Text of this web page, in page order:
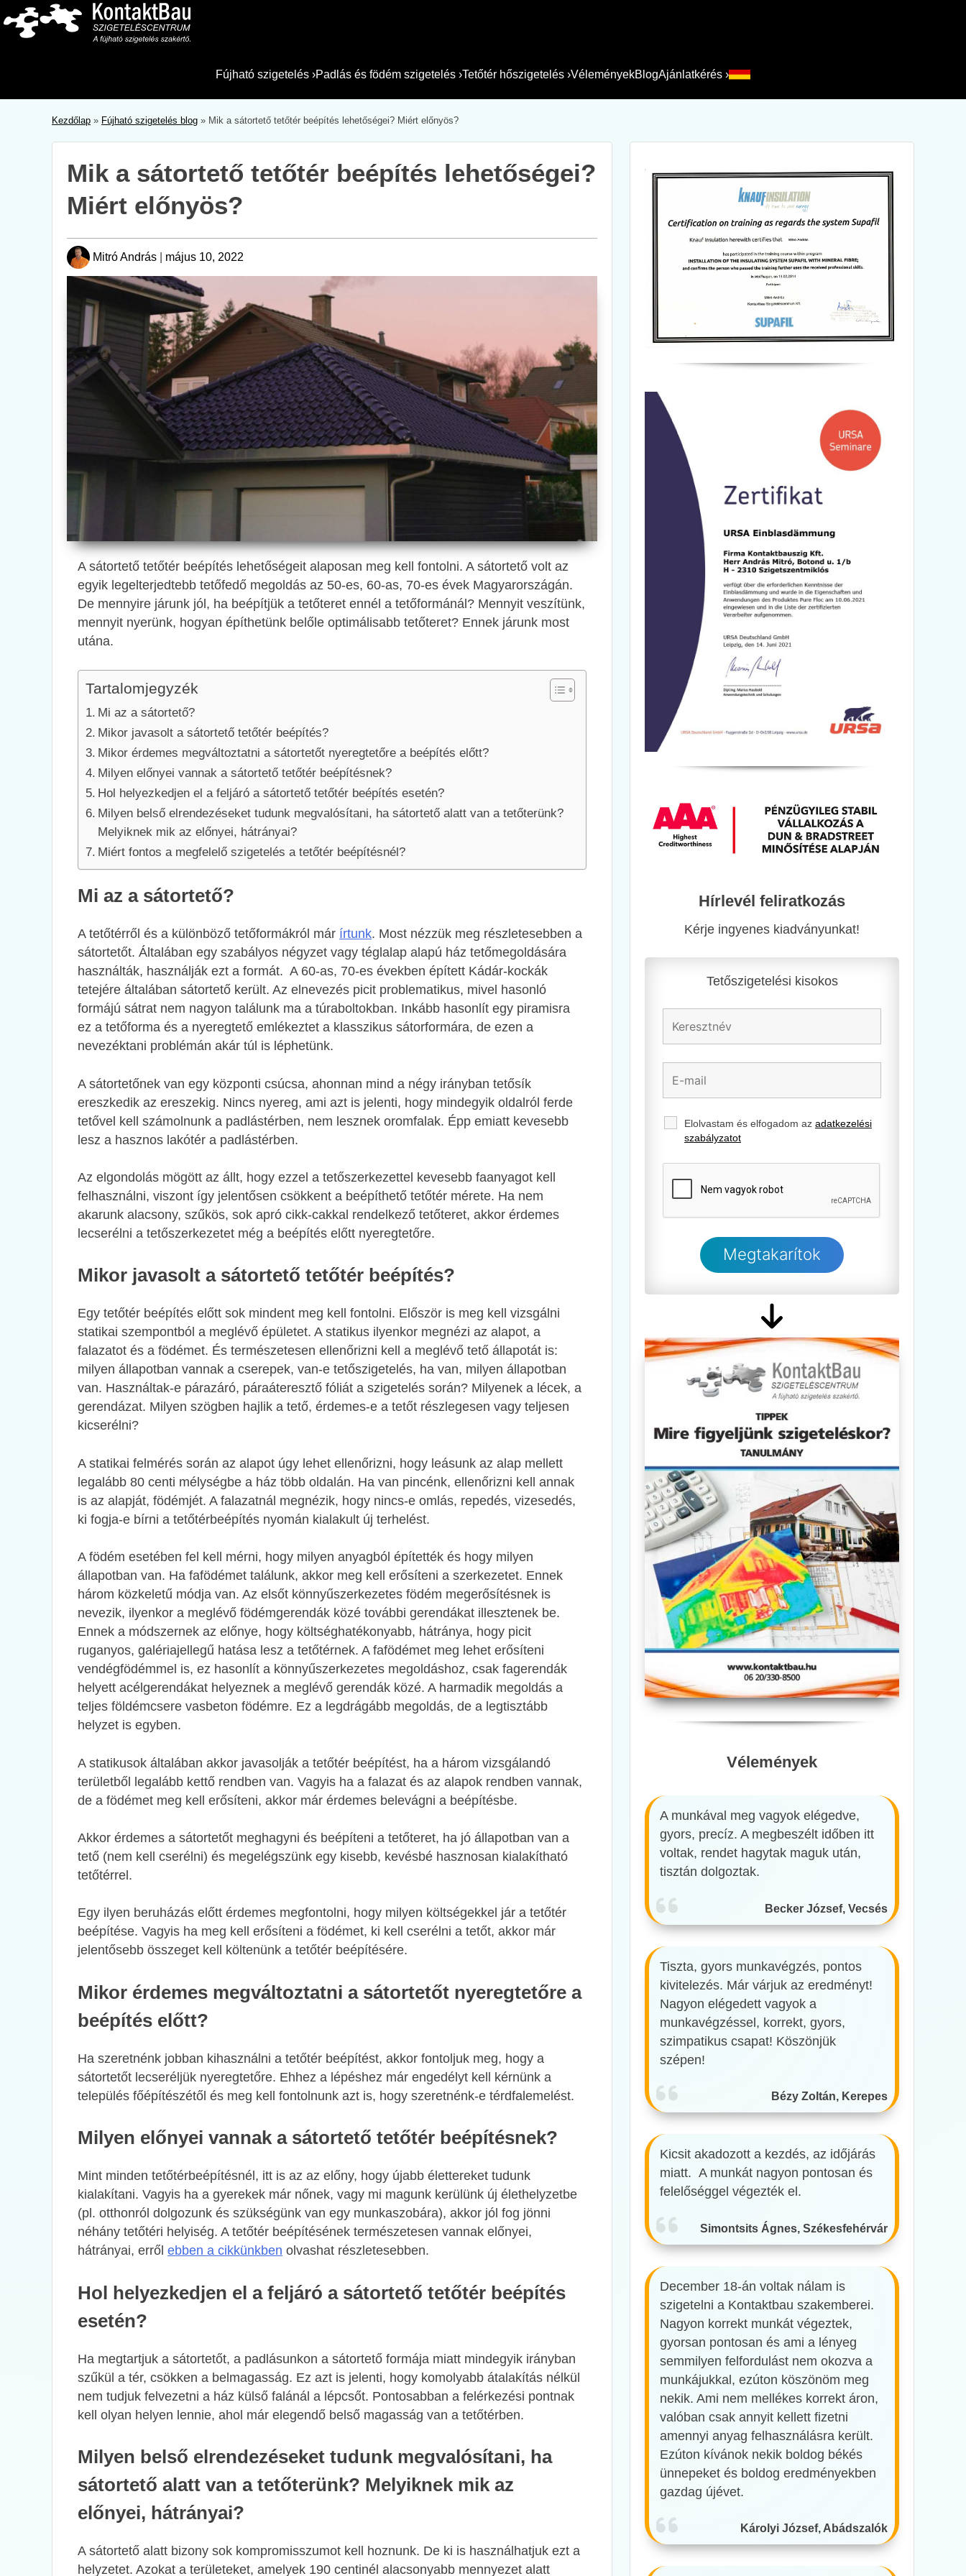
to
content
Fújható szigetelés ›Padlás és födém szigetelés ›Tetőtér hőszigetelés ›VéleményekBlogAjánlatkérés ›
Kezdőlap » Fújható szigetelés blog » Mik a sátortető tetőtér beépítés lehetőségei? Miért előnyös?
Mik a sátortető tetőtér beépítés lehetőségei?
Miért előnyös?
Mitró András május 10, 2022
A sátortető tetőtér beépítés lehetőségeit alaposan meg kell fontolni. A sátortető volt az
egyik legelterjedtebb tetőfedő megoldás az 50-es, 60-as, 70-es évek Magyarországán.
De mennyire járunk jól, ha beépítjük a tetőteret ennél a tetőformánál? Mennyit veszítünk,
mennyit nyerünk, hogyan építhetünk belőle optimálisabb tetőteret? Ennek járunk most
utána.
Tartalomjegyzék
Mi az a sátortető?
Mikor javasolt a sátortető tetőtér beépítés?
Mikor érdemes megváltoztatni a sátortetőt nyeregtetőre a beépítés előtt?
Milyen előnyei vannak a sátortető tetőtér beépítésnek?
Hol helyezkedjen el a feljáró a sátortető tetőtér beépítés esetén?
Milyen belső elrendezéseket tudunk megvalósítani, ha sátortető alatt van a tetőterünk?
Melyiknek mik az előnyei, hátrányai?
Miért fontos a megfelelő szigetelés a tetőtér beépítésnél?
Mi az a sátortető?
A tetőtérről és a különböző tetőformákról már írtunk. Most nézzük meg részletesebben a
sátortetőt. Általában egy szabályos négyzet vagy téglalap alapú ház tetőmegoldására
használták, használják ezt a formát. A 60-as, 70-es években épített Kádár-kockák
tetejére általában sátortető került. Az elnevezés picit problematikus, mivel hasonló
formájú sátrat nem nagyon találunk ma a túraboltokban. Inkább hasonlít egy piramisra
ez a tetőforma és a nyeregtető emlékeztet a klasszikus sátorformára, de ezen a
nevezéktani problémán akár túl is léphetünk.
A sátortetőnek van egy központi csúcsa, ahonnan mind a négy irányban tetősík
ereszkedik az ereszekig. Nincs nyereg, ami azt is jelenti, hogy mindegyik oldalról ferde
tetővel kell számolnunk a padlástérben, nem lesznek oromfalak. Épp emiatt kevesebb
lesz a hasznos lakótér a padlástérben.
Az elgondolás mögött az állt, hogy ezzel a tetőszerkezettel kevesebb faanyagot kell
felhasználni, viszont így jelentősen csökkent a beépíthető tetőtér mérete. Ha nem
akarunk alacsony, szűkös, sok apró cikk-cakkal rendelkező tetőteret, akkor érdemes
lecserélni a tetőszerkezetet még a beépítés előtt nyeregtetőre.
Mikor javasolt a sátortető tetőtér beépítés?
Egy tetőtér beépítés előtt sok mindent meg kell fontolni. Először is meg kell vizsgálni
statikai szempontból a meglévő épületet. A statikus ilyenkor megnézi az alapot, a
falazatot és a födémet. És természetesen ellenőrizni kell a meglévő tető állapotát is:
milyen állapotban vannak a cserepek, van-e tetőszigetelés, ha van, milyen állapotban
van. Használtak-e párazáró, páraáteresztő fóliát a szigetelés során? Milyenek a lécek, a
gerendázat. Milyen szögben hajlik a tető, érdemes-e a tetőt részlegesen vagy teljesen
kicserélni?
A statikai felmérés során az alapot úgy lehet ellenőrizni, hogy leásunk az alap mellett
legalább 80 centi mélységbe a ház több oldalán. Ha van pincénk, ellenőrizni kell annak
is az alapját, födémjét. A falazatnál megnézik, hogy nincs-e omlás, repedés, vizesedés,
ki fogja-e bírni a tetőtérbeépítés nyomán kialakult új terhelést.
A födém esetében fel kell mérni, hogy milyen anyagból építették és hogy milyen
állapotban van. Ha fafödémet találunk, akkor meg kell erősíteni a szerkezetet. Ennek
három közkeletű módja van. Az elsőt könnyűszerkezetes födém megerősítésnek is
nevezik, ilyenkor a meglévő födémgerendák közé további gerendákat illesztenek be.
Ennek a módszernek az előnye, hogy költséghatékonyabb, hátránya, hogy picit
ruganyos, galériajellegű hatása lesz a tetőtérnek. A fafödémet meg lehet erősíteni
vendégfödémmel is, ez hasonlít a könnyűszerkezetes megoldáshoz, csak fagerendák
helyett acélgerendákat helyeznek a meglévő gerendák közé. A harmadik megoldás a
teljes földémcsere vasbeton födémre. Ez a legdrágább megoldás, de a legtisztább
helyzet is egyben.
A statikusok általában akkor javasolják a tetőtér beépítést, ha a három vizsgálandó
területből legalább kettő rendben van. Vagyis ha a falazat és az alapok rendben vannak,
de a födémet meg kell erősíteni, akkor már érdemes belevágni a beépítésbe.
Akkor érdemes a sátortetőt meghagyni és beépíteni a tetőteret, ha jó állapotban van a
tető (nem kell cserélni) és megelégszünk egy kisebb, kevésbé hasznosan kialakítható
tetőtérrel.
Egy ilyen beruházás előtt érdemes megfontolni, hogy milyen költségekkel jár a tetőtér
beépítése. Vagyis ha meg kell erősíteni a födémet, ki kell cserélni a tetőt, akkor már
jelentősebb összeget kell költenünk a tetőtér beépítésére.
Mikor érdemes megváltoztatni a sátortetőt nyeregtetőre a
beépítés előtt?
Ha szeretnénk jobban kihasználni a tetőtér beépítést, akkor fontoljuk meg, hogy a
sátortetőt lecseréljük nyeregtetőre. Ehhez a lépéshez már engedélyt kell kérnünk a
település főépítészétől és meg kell fontolnunk azt is, hogy szeretnénk-e térdfalemelést.
Milyen előnyei vannak a sátortető tetőtér beépítésnek?
Mint minden tetőtérbeépítésnél, itt is az az előny, hogy újabb élettereket tudunk
kialakítani. Vagyis ha a gyerekek már nőnek, vagy mi magunk kerülünk új élethelyzetbe
(pl. otthonról dolgozunk és szükségünk van egy munkaszobára), akkor jól fog jönni
néhány tetőtéri helyiség. A tetőtér beépítésének természetesen vannak előnyei,
hátrányai, erről ebben a cikkünkben olvashat részletesebben.
Hol helyezkedjen el a feljáró a sátortető tetőtér beépítés
esetén?
Ha megtartjuk a sátortetőt, a padlásunkon a sátortető formája miatt mindegyik irányban
szűkül a tér, csökken a belmagasság. Ez azt is jelenti, hogy komolyabb átalakítás nélkül
nem tudjuk felvezetni a ház külső falánál a lépcsőt. Pontosabban a felérkezési pontnak
kell olyan helyen lennie, ahol már elegendő belső magasság van a tetőtérben.
Milyen belső elrendezéseket tudunk megvalósítani, ha
sátortető alatt van a tetőterünk? Melyiknek mik az
előnyei, hátrányai?
A sátortető alatt bizony sok kompromisszumot kell hoznunk. De ki is használhatjuk ezt a
helyzetet. Azokat a területeket, amelyek 190 centinél alacsonyabb mennyezet alatt
Hírlevél feliratkozás
Kérje ingyenes kiadványunkat!
Tetőszigetelési kisokos
Elolvastam és elfogadom az adatkezelési
szabályzatot
Vélemények
A munkával meg vagyok elégedve,
gyors, precíz. A megbeszélt időben itt
voltak, rendet hagytak maguk után,
tisztán dolgoztak.
Becker József, Vecsés
Tiszta, gyors munkavégzés, pontos
kivitelezés. Már várjuk az eredményt!
Nagyon elégedett vagyok a
munkavégzéssel, korrekt, gyors,
szimpatikus csapat! Köszönjük
szépen!
Bézy Zoltán, Kerepes
Kicsit akadozott a kezdés, az időjárás
miatt. A munkát nagyon pontosan és
felelőséggel végezték el.
Simontsits Ágnes, Székesfehérvár
December 18-án voltak nálam is
szigetelni a Kontaktbau szakemberei.
Nagyon korrekt munkát végeztek,
gyorsan pontosan és ami a lényeg
semmilyen felfordulást nem okozva a
munkájukkal, ezúton köszönöm meg
nekik. Ami nem mellékes korrekt áron,
valóban csak annyit kellett fizetni
amennyi anyag felhasználásra került.
Ezúton kívánok nekik boldog békés
ünnepeket és boldog eredményekben
gazdag újévet.
Károlyi József, Abádszalók